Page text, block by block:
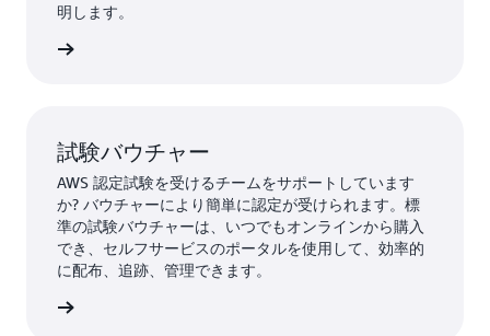
明します。
試験バウチャー
AWS 認定試験を受けるチームをサポートしています
か? バウチャーにより簡単に認定が受けられます。標
準の試験バウチャーは、いつでもオンラインから購入
でき、セルフサービスのポータルを使用して、効率的
に配布、追跡、管理できます。